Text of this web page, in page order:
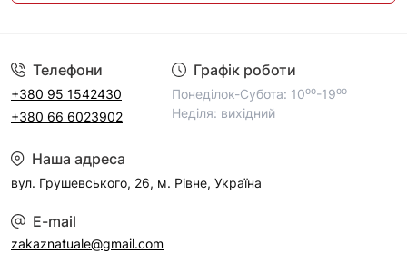
Телефони
+380 95 1542430
+380 66 6023902
Графік роботи
Понеділок-Субота: 10⁰⁰-19⁰⁰
Неділя: вихідний
Наша адреса
вул. Грушевського, 26, м. Рівне, Україна
E-mail
zakaznatuale@gmail.com